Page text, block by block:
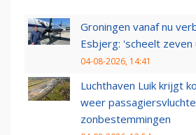
Groningen vanaf nu
Esbjerg: 'scheelt zeven
04-08-2026, 14:41
Luchthaven Luik krijgt
weer
zonbestemmingen